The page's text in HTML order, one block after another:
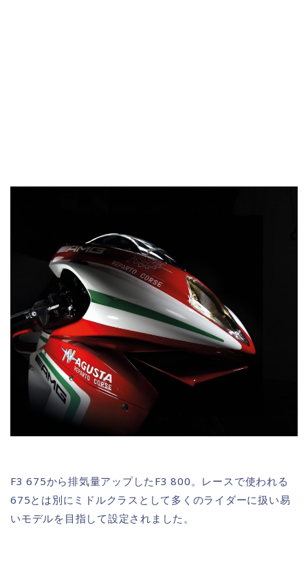
F3 675から排気量アップしたF3 800。レースで使われる
675とは別にミドルクラスとして多くのライダーに扱い易
いモデルを目指して設定されました。